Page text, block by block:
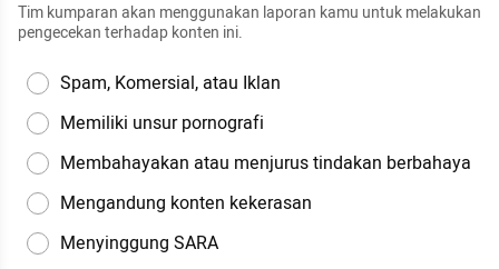
Tim kumparan akan menggunakan laporan kamu untuk melakukan
pengecekan terhadap konten ini.
Spam, Komersial, atau Iklan
Memiliki unsur pornografi
Membahayakan atau menjurus tindakan berbahaya
Mengandung konten kekerasan
Menyinggung SARA